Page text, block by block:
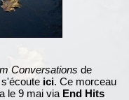
Conversations de
ici. Ce morceau
le 9 mai via End Hits